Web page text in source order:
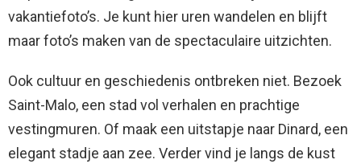
vakantiefoto’s. Je kunt hier uren wandelen en blijft
maar foto’s maken van de spectaculaire uitzichten.
Ook cultuur en geschiedenis ontbreken niet. Bezoek
Saint-Malo, een stad vol verhalen en prachtige
vestingmuren. Of maak een uitstapje naar Dinard, een
elegant stadje aan zee. Verder vind je langs de kust